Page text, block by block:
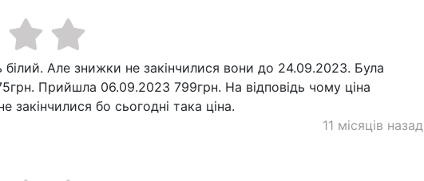
Але знижки не закінчилися вони до 24.09.2023. Була
Прийшла 06.09.2023 799грн. На відповідь чому ціна
закінчилися бо сьогодні така ціна.
11 місяців назад